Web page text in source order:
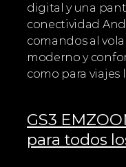
digital y una
conectividad
comandos al
moderno y
como para viajes
GS3
para todos